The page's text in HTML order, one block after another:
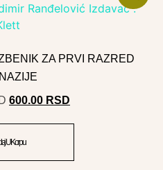
ZA PRVI RAZRED
600.00 RSD
U Korpu